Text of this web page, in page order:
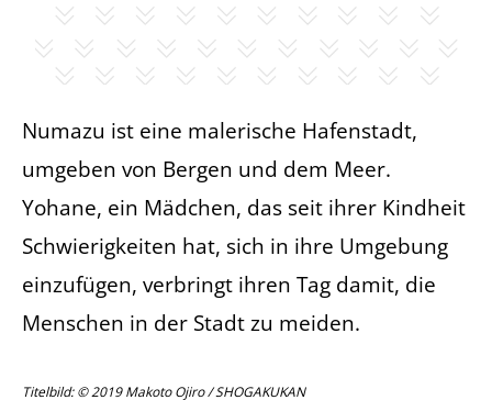
Numazu ist eine malerische Hafenstadt,
umgeben von Bergen und dem Meer.
Yohane, ein Mädchen, das seit ihrer Kindheit
Schwierigkeiten hat, sich in ihre Umgebung
einzufügen, verbringt ihren Tag damit, die
Menschen in der Stadt zu meiden.
Titelbild: © 2019 Makoto Ojiro / SHOGAKUKAN